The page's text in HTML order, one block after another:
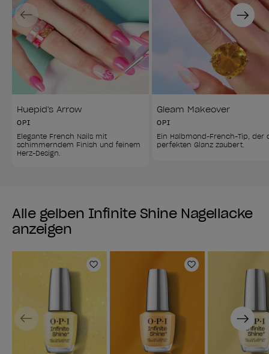
Huepid's Arrow
OPI
Elegante French Nails mit
schimmerndem Finish und feinem
Herz-Design.
Gleam Makeover
OPI
Ein Halbmond-French-Tip, der
perfekten Glanz zaubert.
Previous Next
Alle gelben Infinite Shine Nagellacke
anzeigen
Zur Wunschliste hinzufügen
Zur
Previous Next